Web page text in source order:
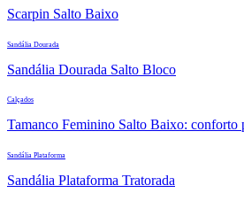
Scarpin Salto Baixo
Sandália Dourada
Sandália Dourada Salto Bloco
Calçados
Tamanco Feminino Salto Baixo: conforto
Sandália Plataforma
Sandália Plataforma Tratorada